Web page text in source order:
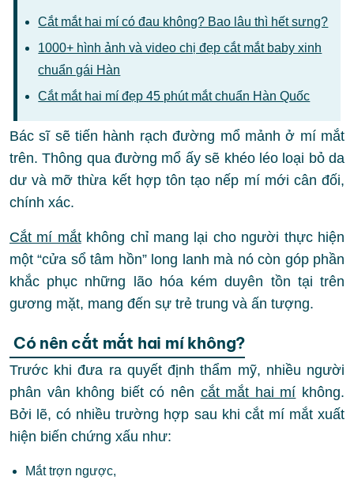
Cắt mắt hai mí có đau không? Bao lâu thì hết sưng?
1000+ hình ảnh và video chị đẹp cắt mắt baby xinh
chuẩn gái Hàn
Cắt mắt hai mí đẹp 45 phút mắt chuẩn Hàn Quốc
Bác sĩ sẽ tiến hành rạch đường mổ mảnh ở mí mắt
trên. Thông qua đường mổ ấy sẽ khéo léo loại bỏ da
dư và mỡ thừa kết hợp tôn tạo nếp mí mới cân đối,
chính xác.
Cắt mí mắtkhông chỉ mang lại cho người thực hiện
một “cửa sổ tâm hồn” long lanh mà nó còn góp phần
khắc phục những lão hóa kém duyên tồn tại trên
gương mặt, mang đến sự trẻ trung và ấn tượng.
Có nên cắt mắt hai mí không?
Trước khi đưa ra quyết định thẩm mỹ, nhiều người
phân vân không biết có nên cắt mắt hai mí không.
Bởi lẽ, có nhiều trường hợp sau khi cắt mí mắt xuất
hiện biến chứng xấu như:
Mắt trợn ngược,